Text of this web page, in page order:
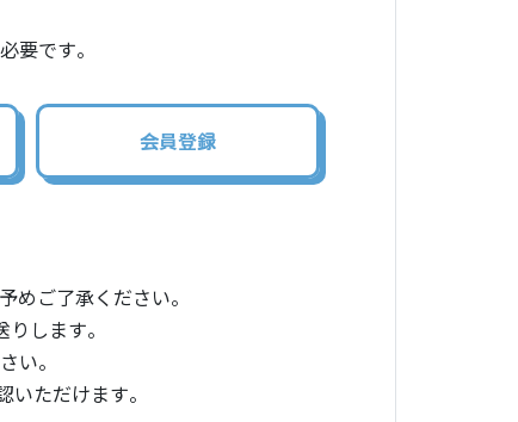
要です。
会員登録
ご了承ください。
します。
い。
いただけます。